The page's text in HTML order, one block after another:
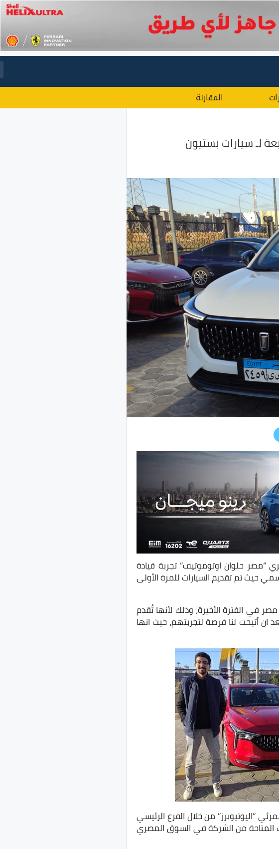
المقارنة
لـ سيارات بستيون
“مصر حلوان اوتوموتيف” تجربة قيادة
حيث تم تقديم السيارات للمرة الأولى
في الفترة الأخيرة، وذلك لأنها تُقدم
ان اُتيحت لنا فرصة لتجربتهم، حيث انها
“اليوتيوبرز” من خلال الفرع الرئيسي
المتاحة من الشركة في السوق المصري